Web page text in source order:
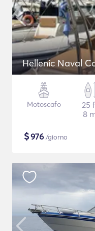
Hellenic Naval
Motoscafo
25
8
$976 /giorno